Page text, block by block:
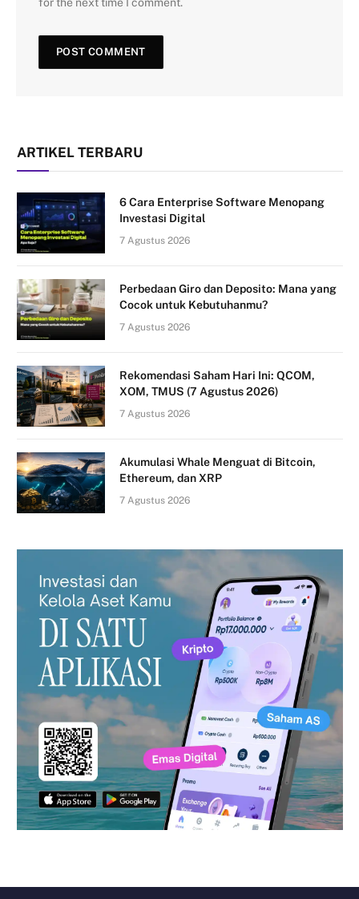
ARTIKEL TERBARU
6 Cara Enterprise Software Menopang
Investasi Digital
7 Agustus 2026
Perbedaan Giro dan Deposito: Mana yang
Cocok untuk Kebutuhanmu?
7 Agustus 2026
Rekomendasi Saham Hari Ini: QCOM,
XOM, TMUS (7 Agustus 2026)
7 Agustus 2026
Akumulasi Whale Menguat di Bitcoin,
Ethereum, dan XRP
7 Agustus 2026